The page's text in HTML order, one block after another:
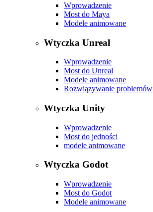
Wprowadzenie
Most do Maya
Modele animowane
Wtyczka Unreal
Wprowadzenie
Most do Unreal
Modele animowane
Rozwiązywanie problemów
Wtyczka Unity
Wprowadzenie
Most do jedności
modele animowane
Wtyczka Godot
Wprowadzenie
Most do Godot
Modele animowane